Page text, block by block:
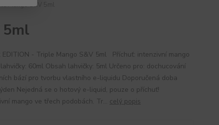
Mango S&V 5ml
5ml
EDITION - Triple Mango S&V 5ml Příchuť: intenzivní mango
60ml Obsah lahvičky: 5ml Určeno pro: dochucování
bází pro tvorbu vlastního e-liquidu Doporučená doba
Nejedná se o hotový e-liquid, pouze o příchuť!
mango ve třech podobách. Tr... celý popis